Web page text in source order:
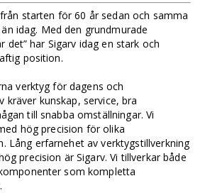
starten för 60 år sedan och samma
idag. Med den grundmurade
det” har Sigarv idag en stark och
position.
verktyg för dagens och
kräver kunskap, service, bra
till snabba omställningar. Vi
hög precision för olika
Lång erfarnehet av verktygstillverkning
precision är Sigarv. Vi tillverkar både
som kompletta